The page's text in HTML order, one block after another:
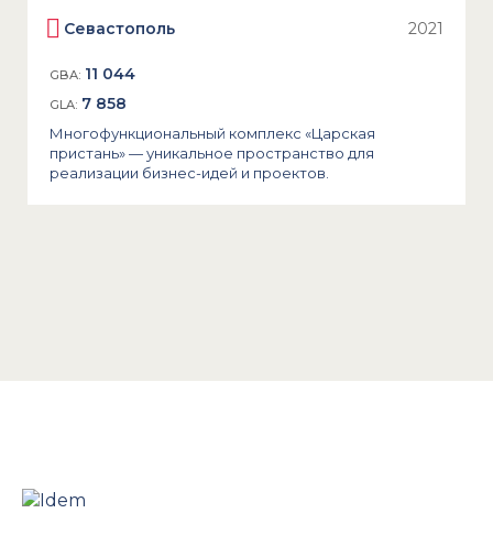
Севастополь 2021
GBA: 11 044
GLA: 7 858
Многофункциональный комплекс «Царская
пристань» — уникальное пространство для
реализации бизнес-идей и проектов.